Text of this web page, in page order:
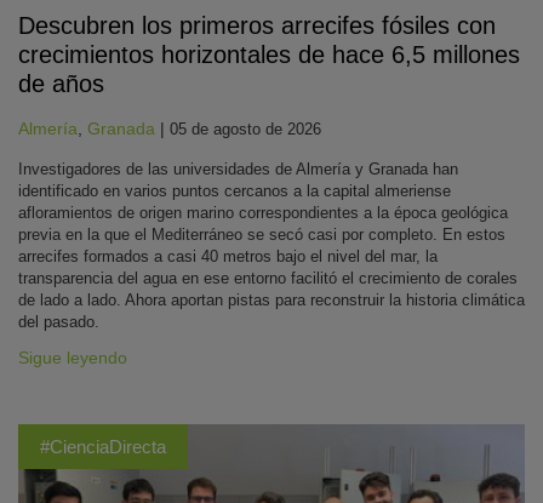
Descubren los primeros arrecifes fósiles con
crecimientos horizontales de hace 6,5 millones
de años
Almería Granada | 05 de agosto de 2026
Investigadores de las universidades de Almería y Granada han
identificado en varios puntos cercanos a la capital almeriense
afloramientos de origen marino correspondientes a la época geológica
previa en la que el Mediterráneo se secó casi por completo. En estos
arrecifes formados a casi 40 metros bajo el nivel del mar, la
transparencia del agua en ese entorno facilitó el crecimiento de corales
de lado a lado. Ahora aportan pistas para reconstruir la historia climática
del pasado.
Sigue leyendo
#CienciaDirecta